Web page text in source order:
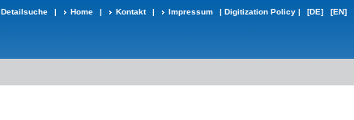
Detailsuche | Home | Kontakt | Impressum | Digitization Policy | [DE] [EN]